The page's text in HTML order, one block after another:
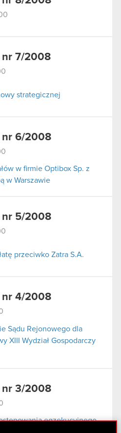
nr 7/2008
strategicznej
nr 6/2008
w firmie Optibox Sp. z
w Warszawie
nr 5/2008
przeciwko Zatra S.A.
nr 4/2008
Sądu Rejonowego dla
XIII Wydział Gospodarczy
nr 3/2008
egzekucyjnego